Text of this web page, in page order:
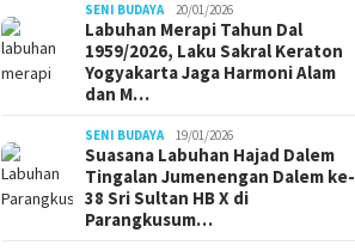
SENI BUDAYA 20/01/2026
Labuhan Merapi Tahun Dal
1959/2026, Laku Sakral Keraton
Yogyakarta Jaga Harmoni Alam
dan M…
SENI BUDAYA 19/01/2026
Suasana Labuhan Hajad Dalem
Tingalan Jumenengan Dalem ke-
38 Sri Sultan HB X di
Parangkusum…